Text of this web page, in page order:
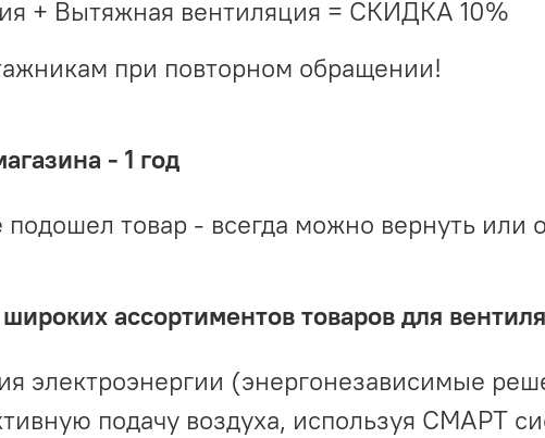
+ Вытяжная вентиляция = СКИДКА 10%
при повторном обращении!
- 1 год
подошел товар - всегда можно вернуть или
ассортиментов товаров для
электроэнергии (энергонезависимые
подачу воздуха, используя СМАРТ